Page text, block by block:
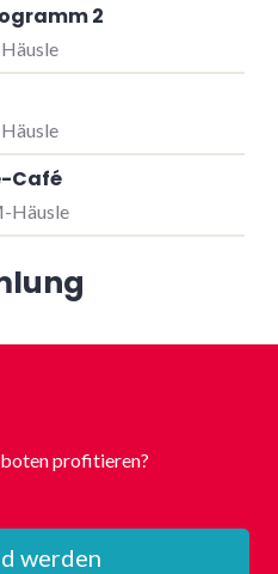
2
Café
Häusle
profitieren?
werden